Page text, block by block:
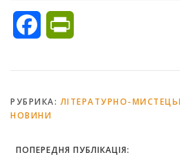
Facebook
РУБРИКА:ЛІТЕРАТУРНО-
НОВИНИ
ПОПЕРЕДНЯ ПУБЛІКАЦІЯ: